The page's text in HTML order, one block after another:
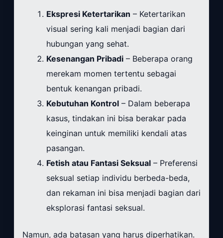
Ekspresi Ketertarikan – Ketertarikan
visual sering kali menjadi bagian dari
hubungan yang sehat.
Kesenangan Pribadi – Beberapa orang
merekam momen tertentu sebagai
bentuk kenangan pribadi.
Kebutuhan Kontrol – Dalam beberapa
kasus, tindakan ini bisa berakar pada
keinginan untuk memiliki kendali atas
pasangan.
Fetish atau Fantasi Seksual – Preferensi
seksual setiap individu berbeda-beda,
dan rekaman ini bisa menjadi bagian dari
eksplorasi fantasi seksual.
Namun, ada batasan yang harus diperhatikan.